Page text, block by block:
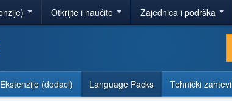
Otkrijte i naučite Zajednica i podrška
Ekstenzije (dodaci) Language Packs Tehnički zahtevi